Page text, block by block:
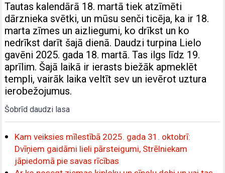
Tautas kalendārā 18. martā tiek atzīmēti
dārznieka svētki, un mūsu senči ticēja, ka ir 18.
marta zīmes un aizliegumi, ko drīkst un ko
nedrīkst darīt šajā dienā. Daudzi turpina Lielo
gavēni 2025. gada 18. martā. Tas ilgs līdz 19.
aprīlim. Šajā laikā ir ierasts biežāk apmeklēt
templi, vairāk laika veltīt sev un ievērot uztura
ierobežojumus.
Šobrīd daudzi lasa
Kam veiksies mīlestībā 2025. gada 31. oktobrī:
Dvīņiem gaidāmi lieli pārsteigumi, Strēlniekam
jāpiedomā pie savas rīcības